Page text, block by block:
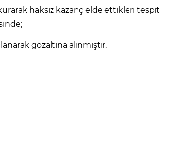
haksız kazanç elde ettikleri tespit
gözaltına alınmıştır.